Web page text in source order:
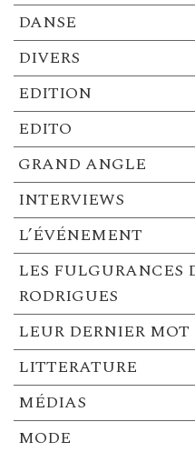
DANSE
DIVERS
EDITION
EDITO
GRAND ANGLE
INTERVIEWS
L’ÉVÉNEMENT
LES FULGURANCES
RODRIGUES
LEUR DERNIER MOT
LITTERATURE
MÉDIAS
MODE